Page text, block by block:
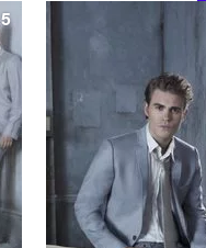
5